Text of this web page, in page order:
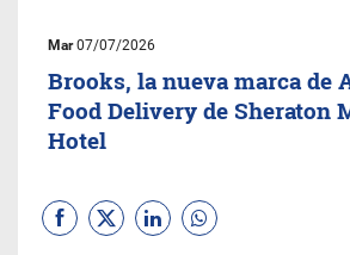
Mar07/07/2026
Brooks, la nueva marca de
Food Delivery de Sheraton
Hotel